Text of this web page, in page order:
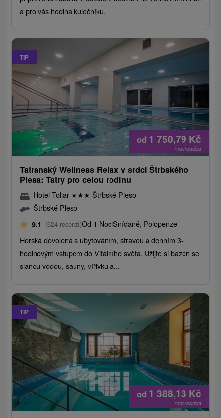
a pro vás hodina kulečníku.
TIP
od 1 750,79 Kč
/noc/osoba
Tatranský Wellness Relax v srdci Štrbského
Plesa: Tatry pro celou rodinu
Hotel Toliar ★★★ Štrbské Pleso
Štrbské Pleso
9,1 (624 recenzí)Od 1 NociSnídaně, Polopenze
Horská dovolená s ubytováním, stravou a denním 3-
hodinovým vstupem do Vitálního světa. Užijte si bazén se
slanou vodou, sauny, vířivku a...
TIP
od 1 388,13 Kč
/noc/osoba